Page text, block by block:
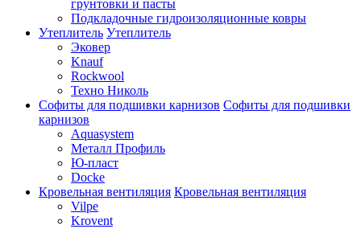
грунтовки и пасты
Подкладочные гидроизоляционные ковры
Утеплитель Утеплитель
Эковер
Knauf
Rockwool
Техно Николь
Софиты для подшивки карнизов Софиты для подшивки
карнизов
Aquasystem
Металл Профиль
Ю-пласт
Docke
Кровельная вентиляция Кровельная вентиляция
Vilpe
Krovent